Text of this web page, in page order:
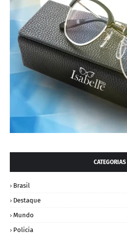
CATEGORIAS
Brasil
Destaque
Mundo
Policia